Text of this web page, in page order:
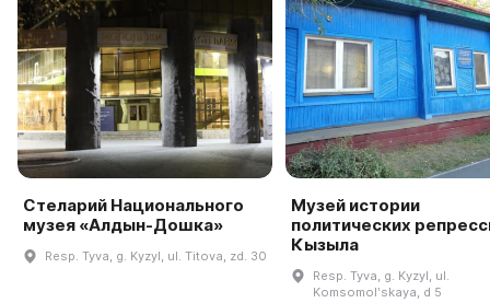
Стеларий Национального
музея «Алдын-Дошка»
Resp. Tyva, g. Kyzyl, ul. Titova, zd. 30
Музей истории
политических
Кызыла
Resp. Tyva, g. Kyzyl, ul.
Komsomolʹskaya, d 5